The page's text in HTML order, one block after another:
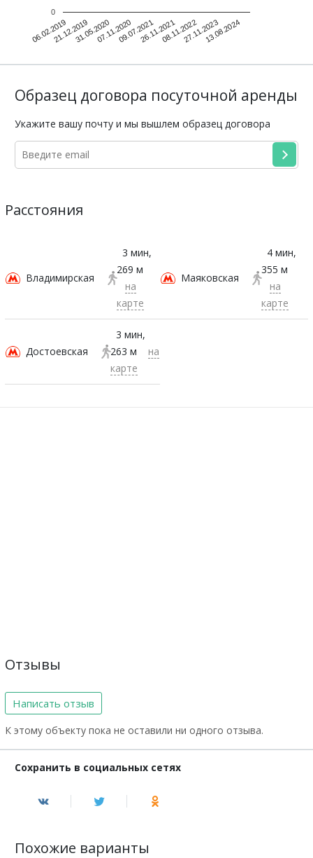
06.02.201921.12.201931.05.202007.11.202009.07.202126.11.202108.11.202227.11.202313.08.2024
0
Образец договора посуточной аренды
Укажите вашу почту и мы вышлем образец договора
Расстояния
Владимирская
3 мин
269 м
на
карте
Достоевская
3 мин
263 м
на
карте
Маяковская
4 мин
355 м
на
карте
Отзывы
Написать отзыв
К этому объекту пока не оставили ни одного отзыва.
Сохранить в социальных сетях
Похожие варианты